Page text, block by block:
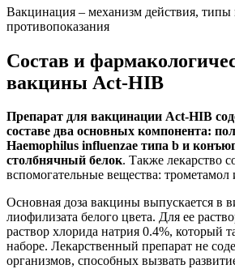
Вакцинация – механизм действия,
противопоказания
Состав и
вакцины Act-HIB
Препарат для вакцинации Act-HIB
составе два основных компонента:
Haemophilus influenzae типа b и
столбнячный белок. Также лекарство
вспомогательные вещества: трометамол
Основная доза вакцины выпускается в
лиофилизата белого цвета. Для ее
раствор хлорида натрия 0.4%, который
наборе. Лекарственный препарат не
организмов, способных вызвать